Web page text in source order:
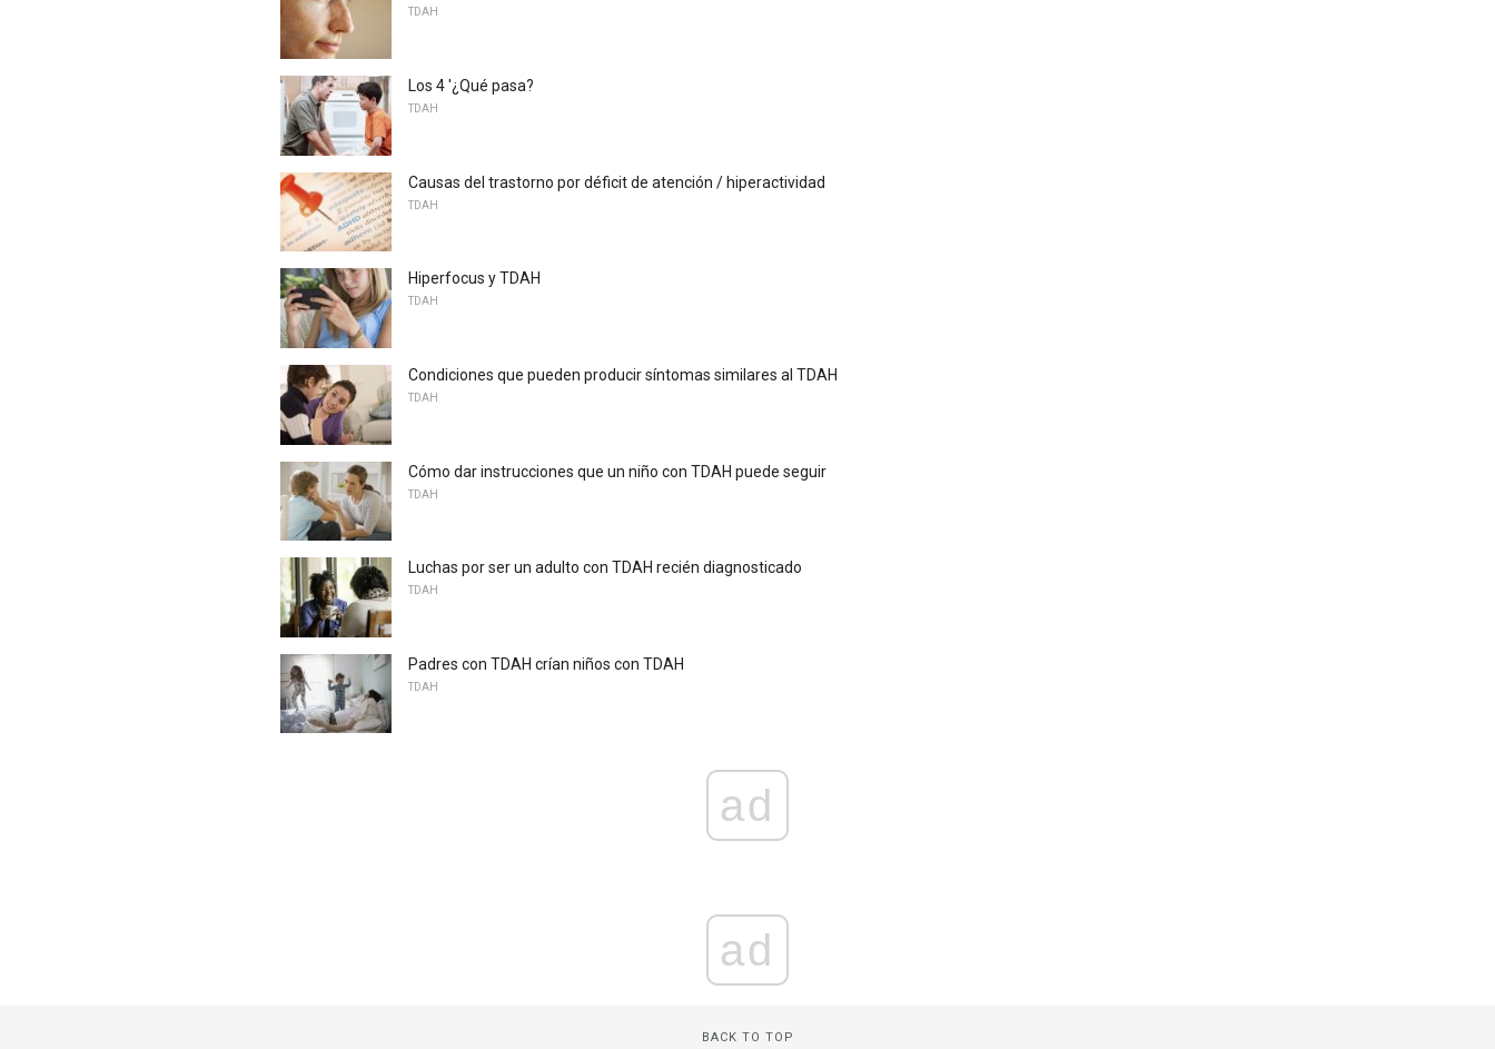
TDAH
Los 4 '¿Qué pasa?
TDAH
Causas del trastorno por déficit de atención / hiperactividad
TDAH
Hiperfocus y TDAH
TDAH
Condiciones que pueden producir síntomas similares al TDAH
TDAH
Cómo dar instrucciones que un niño con TDAH puede seguir
TDAH
Luchas por ser un adulto con TDAH recién diagnosticado
TDAH
Padres con TDAH crían niños con TDAH
TDAH
ad
ad
BACK TO TOP